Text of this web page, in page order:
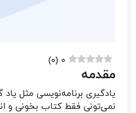
۰ (۰)
مقدمه
یادگیری برنامه‌نویسی مثل
نمی‌تونی فقط کتاب بخونی و